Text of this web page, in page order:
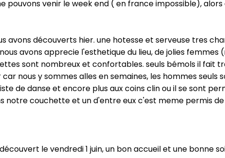
pouvons venir le week end ( en france impossible),
avons découverts hier. une hotesse et serveuse tres
avons apprecie l'esthetique du lieu, de jolies
sont nombreux et confortables. seuls bémols il fait
nous y sommes alles en semaines, les hommes
de danse et encore plus aux coins clin ou il se sont
notre couchette et un d'entre eux c'est meme permis
le vendredi 1 juin, un bon accueil et une bonne